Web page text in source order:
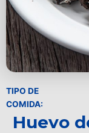
TIPO DE
COMIDA:
Huevo